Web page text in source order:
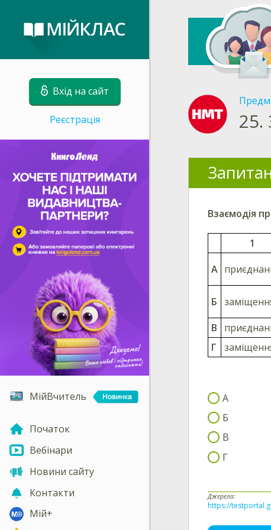
Вхід на сайт
Реєстрація
МійВчитель
Початок
Вебінари
Новини сайту
Контакти
Мій+
25.
Взаємодія
1
А
Б
В
Г
А
Б
В
Г
Джерела:
https://